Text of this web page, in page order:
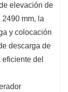
elevación de
mm, la
y colocación
descarga de
del